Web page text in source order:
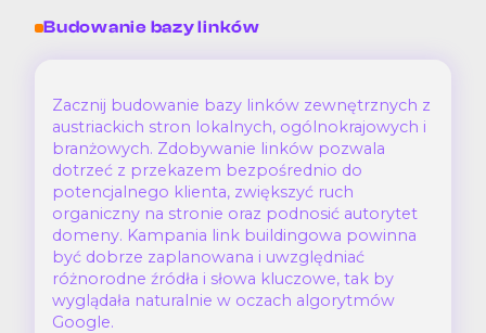
Budowanie bazy linków
Zacznij budowanie bazy linków zewnętrznych z
austriackich stron lokalnych, ogólnokrajowych i
branżowych. Zdobywanie linków pozwala
dotrzeć z przekazem bezpośrednio do
potencjalnego klienta, zwiększyć ruch
organiczny na stronie oraz podnosić autorytet
domeny. Kampania link buildingowa powinna
być dobrze zaplanowana i uwzględniać
różnorodne źródła i słowa kluczowe, tak by
wyglądała naturalnie w oczach algorytmów
Google.